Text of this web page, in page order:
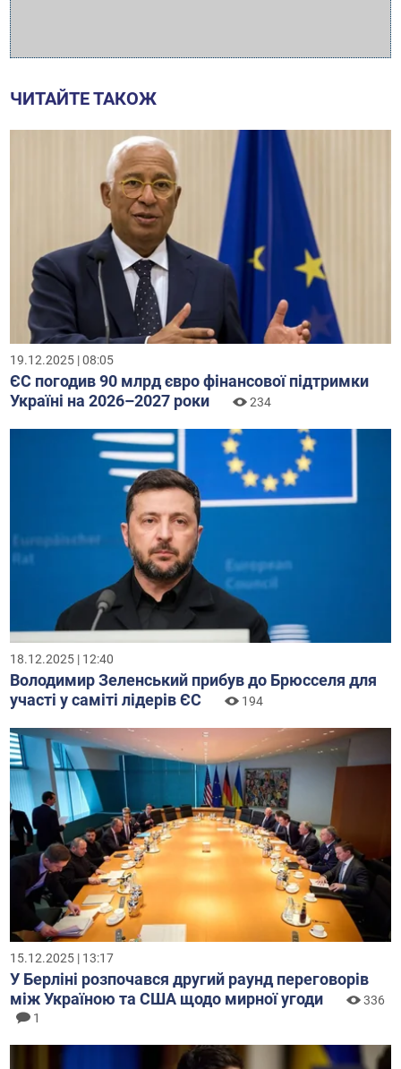
ЧИТАЙТЕ ТАКОЖ
19.12.2025 | 08:05
ЄС погодив 90 млрд євро фінансової підтримки
Україні на 2026–2027 роки
234
18.12.2025 | 12:40
Володимир Зеленський прибув до Брюсселя для
участі у саміті лідерів ЄС
194
15.12.2025 | 13:17
У Берліні розпочався другий раунд переговорів
між Україною та США щодо мирної угоди
336
1